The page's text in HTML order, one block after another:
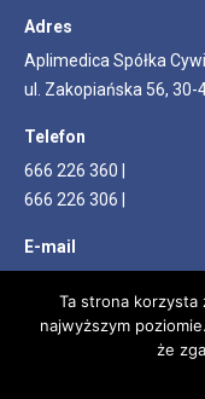
Adres
Aplimedica Spółka
ul. Zakopiańska 56, 30-
Telefon
666 226 360 |
666 226 306 |
E-mail
Znajdź nas na:
Ta strona korzysta
najwyższym
że